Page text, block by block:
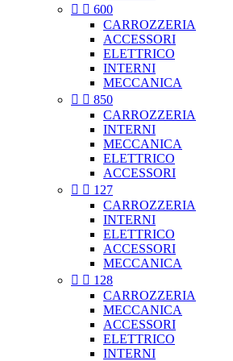
  600
CARROZZERIA
ACCESSORI
ELETTRICO
INTERNI
MECCANICA
  850
CARROZZERIA
INTERNI
MECCANICA
ELETTRICO
ACCESSORI
  127
CARROZZERIA
INTERNI
ELETTRICO
ACCESSORI
MECCANICA
  128
CARROZZERIA
MECCANICA
ACCESSORI
ELETTRICO
INTERNI